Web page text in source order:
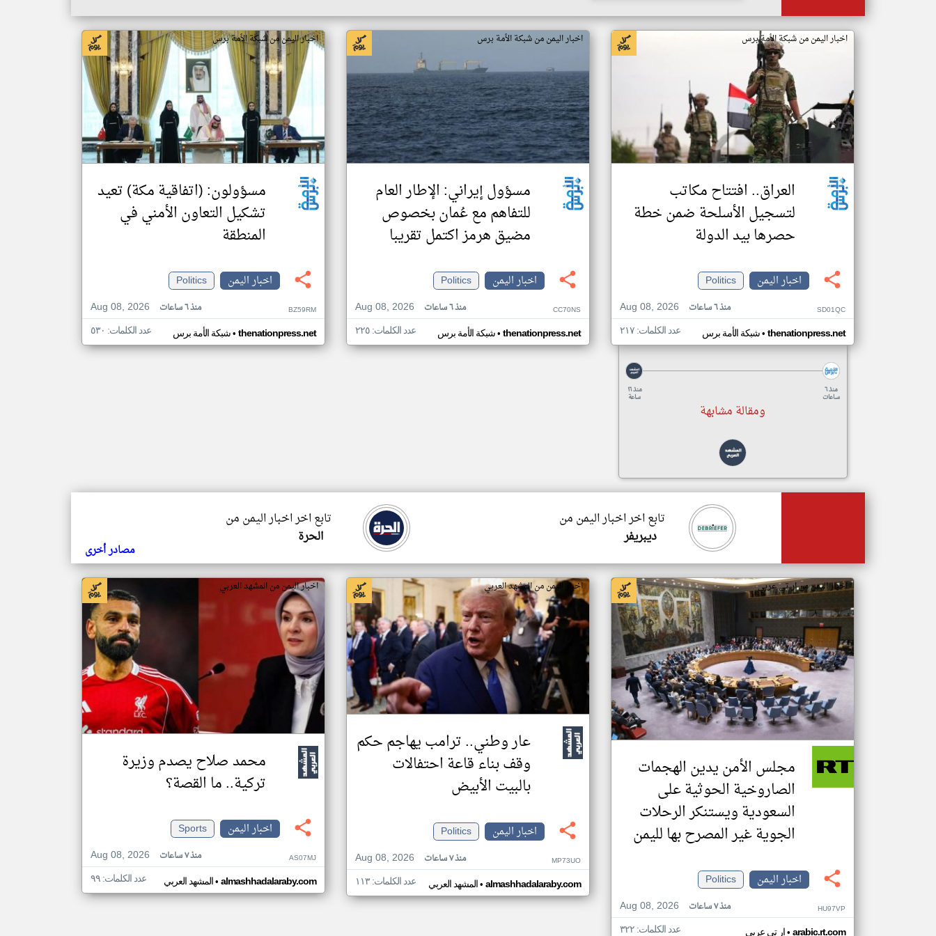
اخبار اليمن من شبكة الأمة برس
العراق.. افتتاح مكاتب
لتسجيل الأسلحة ضمن خطة
حصرها بيد الدولة
اخبار اليمن
Politics
Aug 08, 2026
منذ ٦ ساعات SD01QC
شبكة الأمة برس• thenationpress.net عدد الكلمات: ٢١٧
منذ ١٦
ساعة
منذ ٦
ساعات
ومقالة مشابهة
اخبار اليمن من شبكة الأمة برس
مسؤول إيراني: الإطار العام
للتفاهم مع عُمان بخصوص
مضيق هرمز اكتمل تقريبا
اخبار اليمن
Politics
Aug 08, 2026
منذ ٦ ساعات CC70NS
شبكة الأمة برس• thenationpress.net عدد الكلمات: ٢٢٥
اخبار اليمن من شبكة الأمة برس
مسؤولون: (اتفاقية مكة) تعيد
تشكيل التعاون الأمني في
المنطقة
اخبار اليمن
Politics
Aug 08, 2026
منذ ٦ ساعات BZ59RM
شبكة الأمة برس• thenationpress.net عدد الكلمات: ٥٣٠
تابع اخر اخبار اليمن من
الحرة
تابع اخر اخبار اليمن من
ديبريفر
مصادر أخرى
اخبار اليمن من ار تي عربي
مجلس الأمن يدين الهجمات
الصاروخية الحوثية على
السعودية ويستنكر الرحلات
الجوية غير المصرح بها لليمن
اخبار اليمن
Politics
Aug 08, 2026
منذ ٧ ساعات HU97VP
ار تي عربي arabic.rt.com عدد الكلمات: ٣٢٢
اخبار اليمن من المشهد العربي
عار وطني.. ترامب يهاجم حكم
وقف بناء قاعة احتفالات
بالبيت الأبيض
اخبار اليمن
Politics
Aug 08, 2026
منذ ٧ ساعات MP73UO
المشهد العربي• almashhadalaraby.com عدد الكلمات: ١١٣
اخبار اليمن من المشهد العربي
محمد صلاح يصدم وزيرة
تركية.. ما القصة؟
اخبار اليمن
Sports
Aug 08, 2026
منذ ٧ ساعات AS07MJ
المشهد العربي• almashhadalaraby.com عدد الكلمات: ٩٩